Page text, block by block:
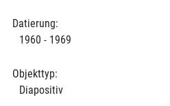
Datierung:
1960 - 1969
Objekttyp:
Diapositiv